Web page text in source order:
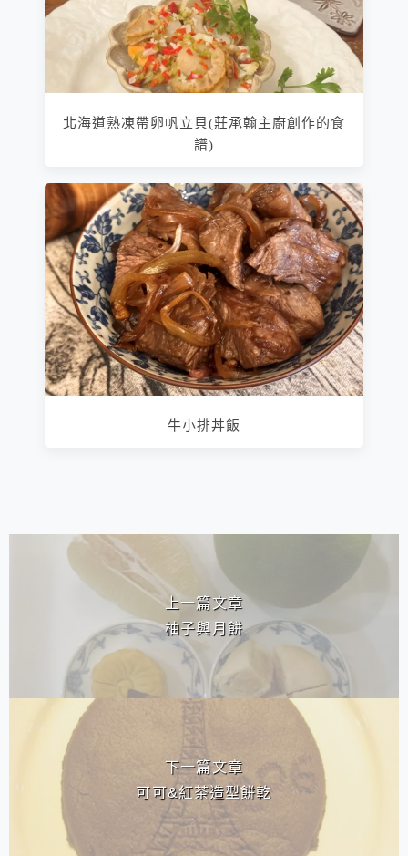
北海道熟凍帶卵帆立貝(莊承翰主廚創作的食
譜)
牛小排丼飯
相連文章
上一篇文章
柚子與月餅
下一篇文章
可可&紅茶造型餅乾